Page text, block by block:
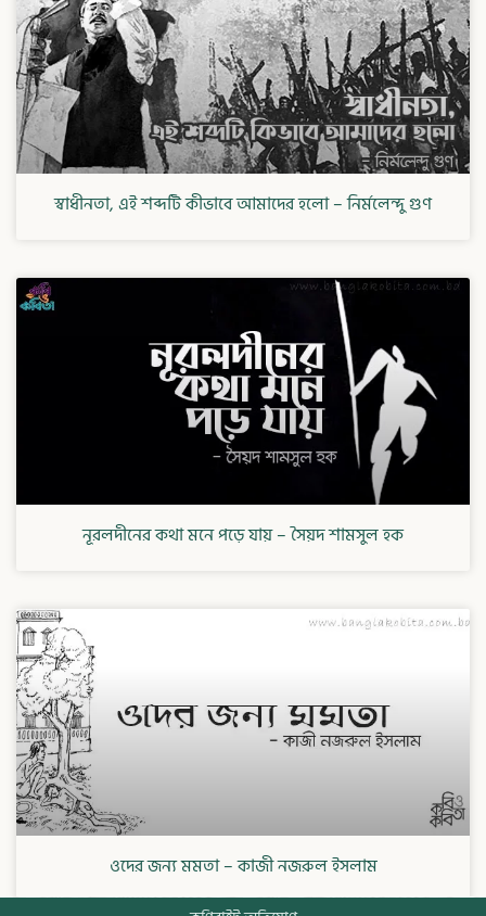
স্বাধীনতা, এই শব্দটি কীভাবে আমাদের হলো – নির্মলেন্দু গুণ
নূরলদীনের কথা মনে পড়ে যায় – সৈয়দ শামসুল হক
ওদের জন্য মমতা – কাজী নজরুল ইসলাম